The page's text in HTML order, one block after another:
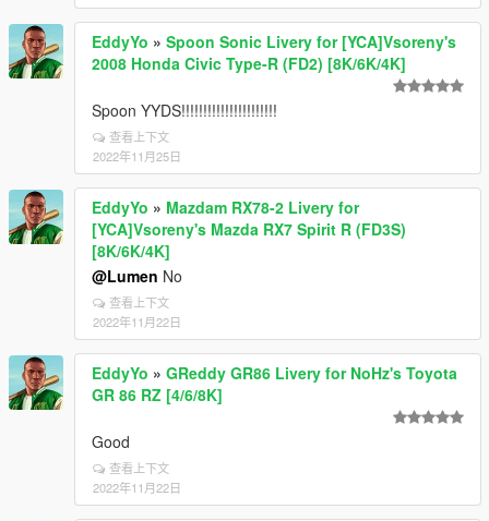
EddyYo » Spoon Sonic Livery for [YCA]Vsoreny's
2008 Honda Civic Type-R (FD2) [8K/6K/4K]
Spoon YYDS!!!!!!!!!!!!!!!!!!!!!!
查看上下文
2022年11月25日
EddyYo » Mazdam RX78-2 Livery for
[YCA]Vsoreny's Mazda RX7 Spirit R (FD3S)
[8K/6K/4K]
@Lumen No
查看上下文
2022年11月22日
EddyYo » GReddy GR86 Livery for NoHz's Toyota
GR 86 RZ [4/6/8K]
Good
查看上下文
2022年11月22日